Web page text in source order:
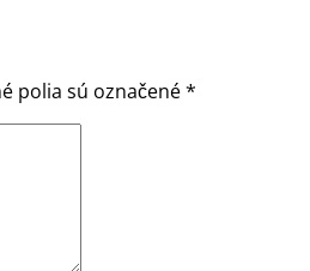
polia sú označené*